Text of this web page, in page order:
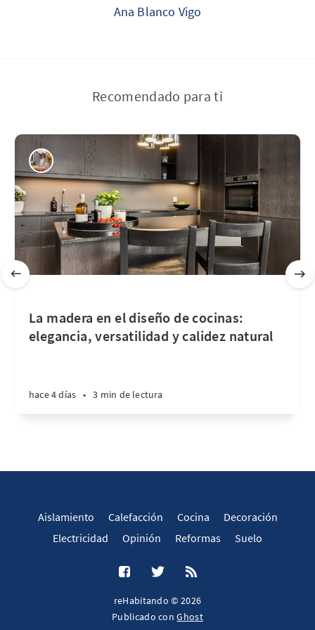
Ana Blanco Vigo
Recomendado para ti
La madera en el diseño de cocinas:
elegancia, versatilidad y calidez natural
hace 4 días • 3 min de lectura
Aislamiento Calefacción Cocina
Decoración
Electricidad
Opinión Reformas Suelo
reHabitando © 2026
Publicado conGhost